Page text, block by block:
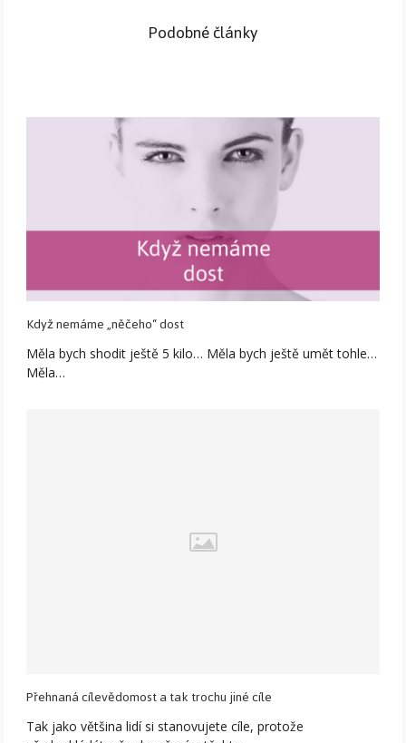
Podobné články
Když nemáme „něčeho“ dost
Měla bych shodit ještě 5 kilo… Měla bych ještě umět tohle…
Měla…
Přehnaná cílevědomost a tak trochu jiné cíle
Tak jako většina lidí si stanovujete cíle, protože